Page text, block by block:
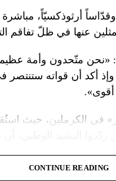
أرثوذكسيّاً، مباشرة
عنها في ظلّ تفاقم
«نحن متّحدون وأمة
أكد أن قواته ستنتصر
في الكرملين، حيث
CONTINUE READING